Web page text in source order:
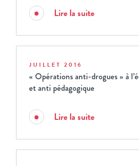
Lire la suite
JUILLET 2016
« Opérations anti-drogues » à
et anti pédagogique
Lire la suite